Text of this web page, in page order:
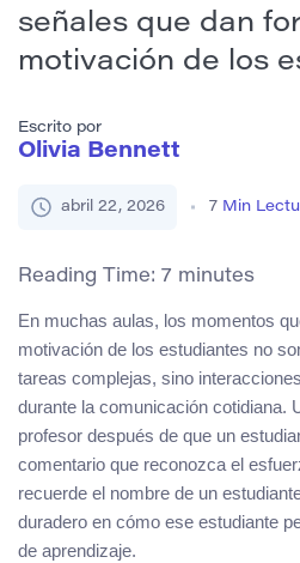
señales que dan
motivación de los
Escrito por
Olivia Bennett
abril 22, 2026 7 Min
Reading Time: 7 minutes
En muchas aulas, los momentos
motivación de los estudiantes no
tareas complejas, sino
durante la comunicación cotidiana.
profesor después de que un
comentario que reconozca el
recuerde el nombre de un
duradero en cómo ese estudiante
de aprendizaje.